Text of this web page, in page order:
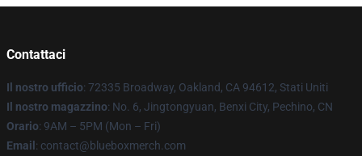
Contattaci
Il nostro ufficio: 72335 Broadway, Oakland, CA 94612, Stati Uniti
Il nostro magazzino: No. 6, Jingtongyuan, Benxi City, Pechino, CN
Orario: 9AM – 5PM (Mon – Fri)
Email : contact@blueboxmerch.com